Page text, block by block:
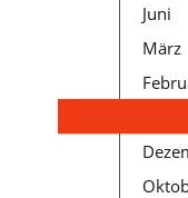
Juni
März